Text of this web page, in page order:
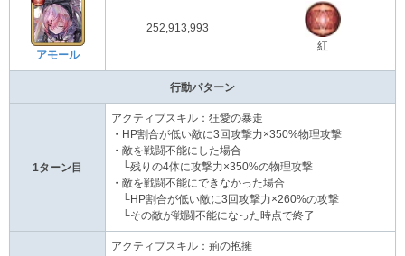
アモール
252,913,993
紅
行動パターン
1ターン目
アクティブスキル：狂愛の暴走
・HP割合が低い敵に3回攻撃力×350%物理攻撃
・敵を戦闘不能にした場合
└残りの4体に攻撃力×350%の物理攻撃
・敵を戦闘不能にできなかった場合
└HP割合が低い敵に3回攻撃力×260%の攻撃
└その敵が戦闘不能になった時点で終了
アクティブスキル：荊の抱擁